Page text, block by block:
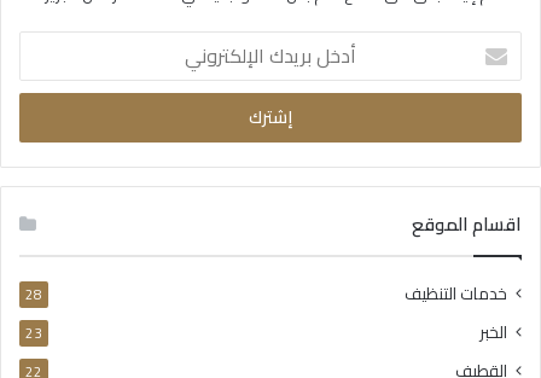
أدخل
بريدك
الإلكتروني
اقسام الموقع
خدمات التنظيف 28
الخبر 23
القطيف 22